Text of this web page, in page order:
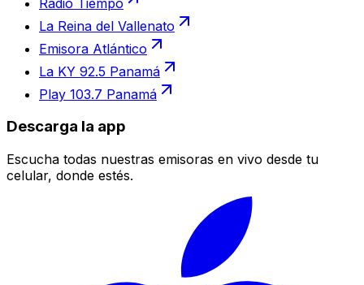
La Reina del Vallenato
Emisora Atlántico
La KY 92.5 Panamá
Play 103.7 Panamá
Descarga la app
Escucha todas nuestras emisoras en vivo desde tu
celular, donde estés.